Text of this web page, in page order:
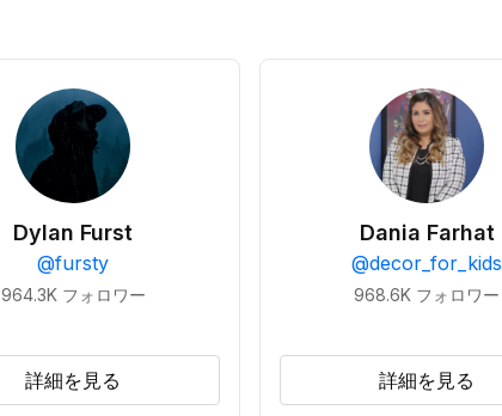
Dylan Furst
@fursty
964.3K フォロワー
詳細を見る
Dania Farhat
@decor_for_kids
968.6K フォロワー
詳細を見る